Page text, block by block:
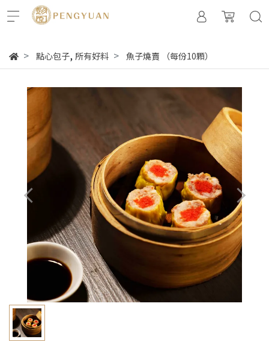
點心包子, 所有好料 魚子燒賣 （每份10顆）